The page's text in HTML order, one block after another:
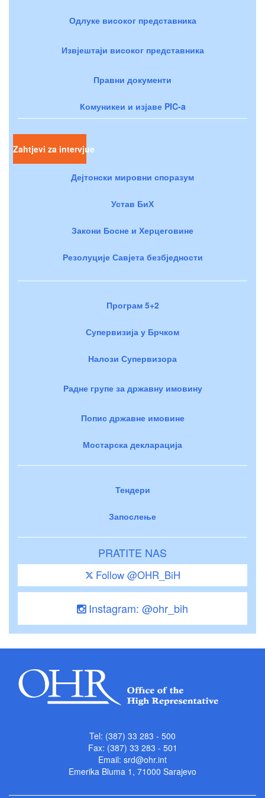
Одлуке високог представника
Извјештаји високог представника
Правни документи
Комуникеи и изјаве PIC-a
Zahtjevi za intervjue
Дејтонски мировни споразум
Устав БиХ
Закони Босне и Херцеговине
Резолуције Савјета безбједности
Програм 5+2
Супервизија у Брчком
Налози Супервизора
Радне групе за државну имовину
Попис државне имовине
Мостарска декларација
Тендери
Запослење
PRATITE NAS
Follow @OHR_BiH
Instagram: @ohr_bih
Tel: (387) 33 283 - 500
Fax: (387) 33 283 - 501
Email: srd@ohr.int
Emerika Bluma 1, 71000 Sarajevo